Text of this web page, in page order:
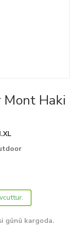
Haki
günü kargoda.